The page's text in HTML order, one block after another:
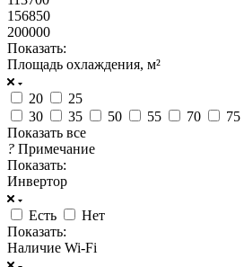
156850
200000
Показать:
Площадь охлаждения, м²
20
25
30
35 50 55 70 75
Показать все
? Примечание
Показать:
Инвертор
Есть
Нет
Показать:
Наличие Wi-Fi